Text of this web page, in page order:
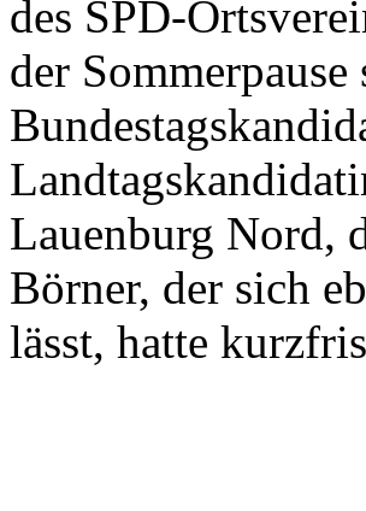
des SPD-
der
Lauenburg Nord,
Börner, der sich
lässt, hatte